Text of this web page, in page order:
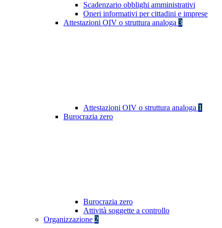
Scadenzario obblighi amministrativi
Oneri informativi per cittadini e imprese
Attestazioni OIV o struttura analoga 3
Attestazioni OIV o struttura analoga 1
Burocrazia zero
Burocrazia zero
Attività soggette a controllo
Organizzazione 2